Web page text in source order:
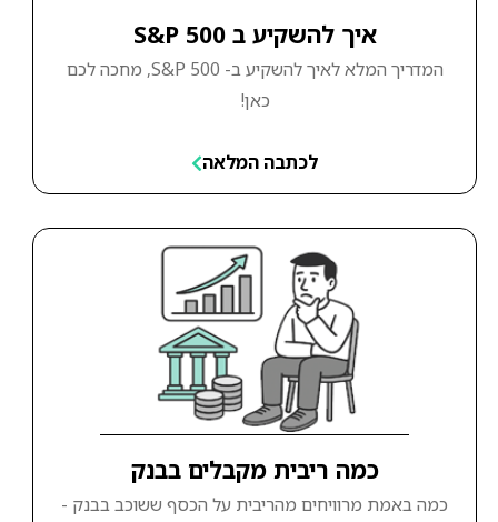
איך להשקיע ב S&P 500
המדריך המלא לאיך להשקיע ב- S&P 500, מחכה לכם
כאן!
לכתבה המלאה
כמה ריבית מקבלים בבנק
כמה באמת מרוויחים מהריבית על הכסף ששוכב בבנק -